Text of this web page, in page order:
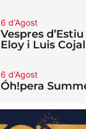
6 d'Agost
Vespres
Eloy i Luis Cojal
6 d'Agost
Óh!pera